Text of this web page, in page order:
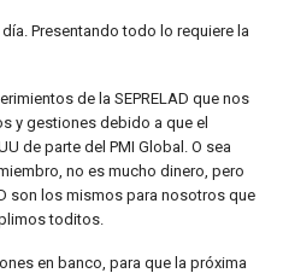
Presentando todo lo requiere la
de la SEPRELAD que nos
y gestiones debido a que el
de parte del PMI Global. O sea
no es mucho dinero, pero
son los mismos para nosotros que
toditos.
en banco, para que la próxima